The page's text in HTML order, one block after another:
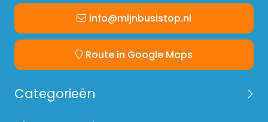
info@mijnbusistop.nl
Route in Google Maps
Categorieën